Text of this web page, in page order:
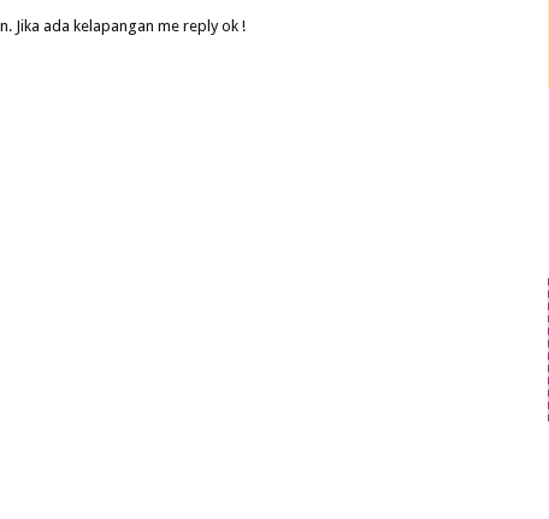
Jika ada kelapangan me reply ok !